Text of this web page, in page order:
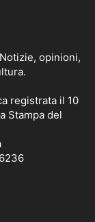
opinioni,
registrata il 10
Stampa del